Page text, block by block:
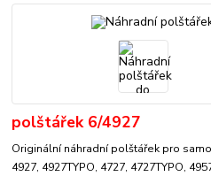
polštářek 6/4927
Originální náhradní polštářek pro
4927, 4927TYPO, 4727, 4727TYPO,